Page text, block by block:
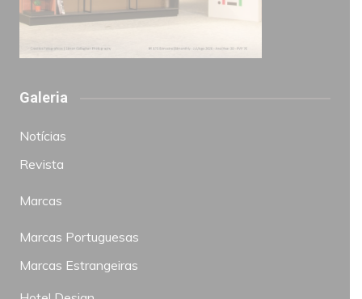
Galeria
Notícias
Revista
Marcas
Marcas Portuguesas
Marcas Estrangeiras